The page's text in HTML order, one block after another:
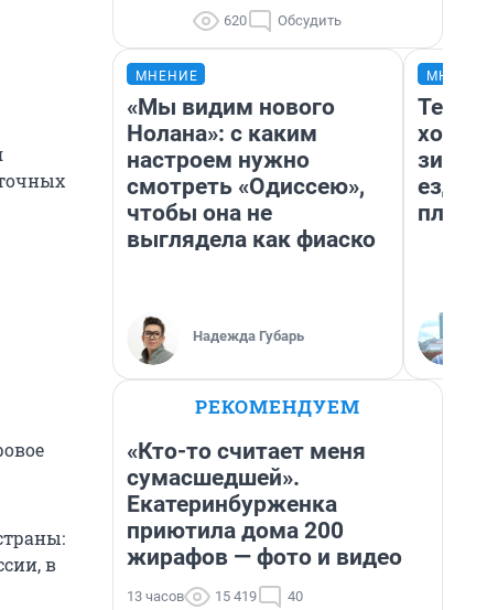
в
620 Обсудить
МНЕНИЕ
«Мы видим нового
Нолана»: с каким
настроем нужно
смотреть «Одиссею»,
чтобы она не
выглядела как фиаско
Надежда Губарь
ездит
РЕКОМЕНДУЕМ
«Кто-то считает меня
сумасшедшей».
Екатеринбурженка
приютила дома 200
жирафов — фото и видео
13 часов 15 419 40